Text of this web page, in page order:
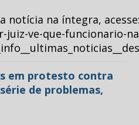
notícia na íntegra,
juiz-ve-que-funcionario-
em protesto contra
de problemas,